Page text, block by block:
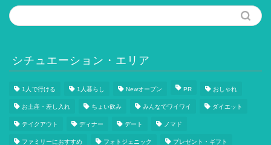
一
覧
シチュエーション・エリア
1人で行ける 1人暮らし Newオープン PR おしゃれ
お土産・差し入れ ちょい飲み みんなでワイワイ ダイエット
テイクアウト ディナー デート ノマド
ファミリーにおすすめ フォトジェニック プレゼント・ギフト